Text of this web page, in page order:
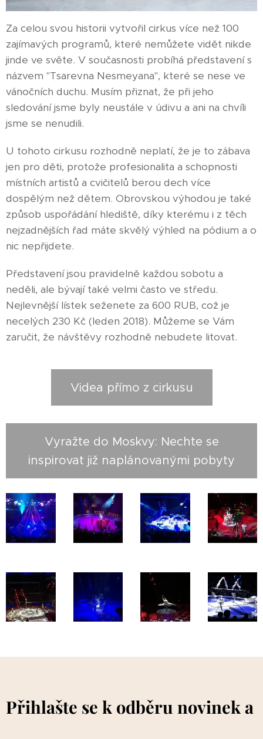
Za celou svou historii vytvořil cirkus více než 100
zajímavých programů, které nemůžete vidět nikde
jinde ve světe. V současnosti probíhá představení s
názvem "Tsarevna Nesmeyana", které se nese ve
vánočních duchu. Musím přiznat, že při jeho
sledování jsme byly neustále v údivu a ani na chvíli
jsme se nenudili.
U tohoto cirkusu rozhodně neplatí, že je to zábava
jen pro děti, protože profesionalita a schopnosti
místních artistů a cvičitelů berou dech více
dospělým než dětem. Obrovskou výhodou je také
způsob uspořádání hlediště, díky kterému i z těch
nejzadnějších řad máte skvělý výhled na pódium a o
nic nepřijdete.
Představení jsou pravidelně každou sobotu a
neděli, ale bývají také velmi často ve středu.
Nejlevnější lístek seženete za 600 RUB, což je
necelých 230 Kč (leden 2018). Můžeme se Vám
zaručit, že návštěvy rozhodně nebudete litovat.
Videa přímo z cirkusu
Vyražte do Moskvy: Nechte se
inspirovat již naplánovanými pobyty
Přihlašte se k odběru novinek a